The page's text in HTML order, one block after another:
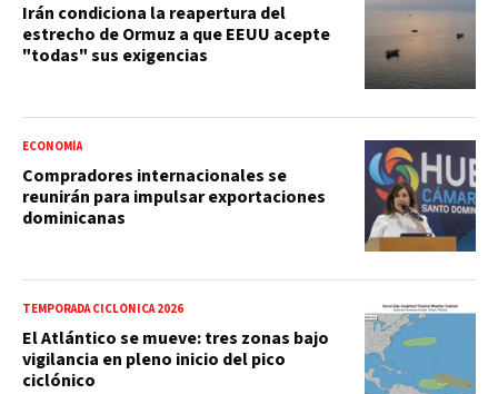
Irán condiciona la reapertura del
estrecho de Ormuz a que EEUU acepte
"todas" sus exigencias
ECONOMÍA
Compradores internacionales se
reunirán para impulsar exportaciones
dominicanas
TEMPORADA CICLÓNICA 2026
El Atlántico se mueve: tres zonas bajo
vigilancia en pleno inicio del pico
ciclónico